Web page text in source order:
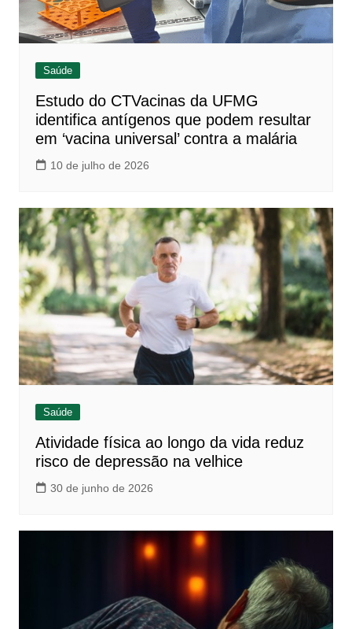
Saúde
Estudo do CTVacinas da UFMG
identifica antígenos que podem resultar
em ‘vacina universal’ contra a malária
10 de julho de 2026
Saúde
Atividade física ao longo da vida reduz
risco de depressão na velhice
30 de junho de 2026